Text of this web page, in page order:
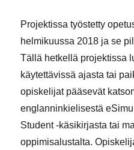
Projektissa työstetty
helmikuussa 2018 ja se
Tällä hetkellä projektissa
käytettävissä ajasta tai
opiskelijat pääsevät
englanninkielisestä
Student -käsikirjasta tai
oppimisalustalta.